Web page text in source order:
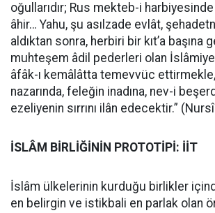
oğullarıdır; Rus mekteb-i
âhir… Yahu, şu asılzade evlât,
aldıktan sonra, herbiri bir kıt’a başına
muhteşem âdil pederleri olan
âfâk-ı kemâlâtta temevvüc
nazarında, feleğin inadına, nev-i
ezeliyenin sırrını ilân edecektir.”
İSLÂM BİRLİĞİNİN PROTOTİPİ: İİT
İslâm ülkelerinin kurduğu birlikler
en belirgin ve istikbali en parlak olan